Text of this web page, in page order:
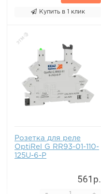
Купить в 1 клик
Розетка для реле
OptiRel G RR93-01-110-
125U-6-P
561р.